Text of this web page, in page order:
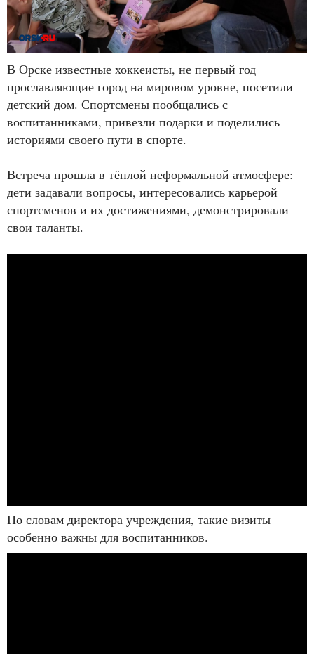
В Орске известные хоккеисты, не первый год
прославляющие город на мировом уровне, посетили
детский дом. Спортсмены пообщались с
воспитанниками, привезли подарки и поделились
историями своего пути в спорте.
Встреча прошла в тёплой неформальной атмосфере:
дети задавали вопросы, интересовались карьерой
спортсменов и их достижениями, демонстрировали
свои таланты.
По словам директора учреждения, такие визиты
особенно важны для воспитанников.